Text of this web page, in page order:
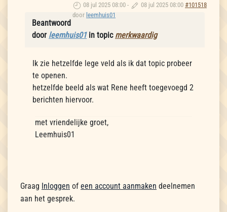
08 jul 2025 08:00 - 08 jul 2025 08:00 #101518
door leemhuis01
Beantwoord
door leemhuis01in topic merkwaardig
Ik zie hetzelfde lege veld als ik dat topic probeer
te openen.
hetzelfde beeld als wat Rene heeft toegevoegd 2
berichten hiervoor.
met vriendelijke groet,
Leemhuis01
Graag Inloggen of een account aanmaken deelnemen
aan het gesprek.